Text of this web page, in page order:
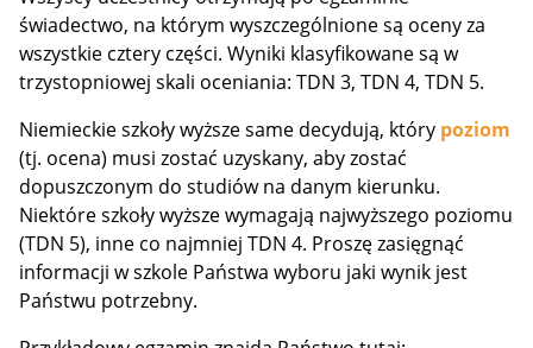
świadectwo, na którym wyszczególnione są oceny za
wszystkie cztery części. Wyniki klasyfikowane są w
trzystopniowej skali oceniania: TDN 3, TDN 4, TDN 5.
Niemieckie szkoły wyższe same decydują, który poziom
(tj. ocena) musi zostać uzyskany, aby zostać
dopuszczonym do studiów na danym kierunku.
Niektóre szkoły wyższe wymagają najwyższego poziomu
(TDN 5), inne co najmniej TDN 4. Proszę zasięgnąć
informacji w szkole Państwa wyboru jaki wynik jest
Państwu potrzebny.